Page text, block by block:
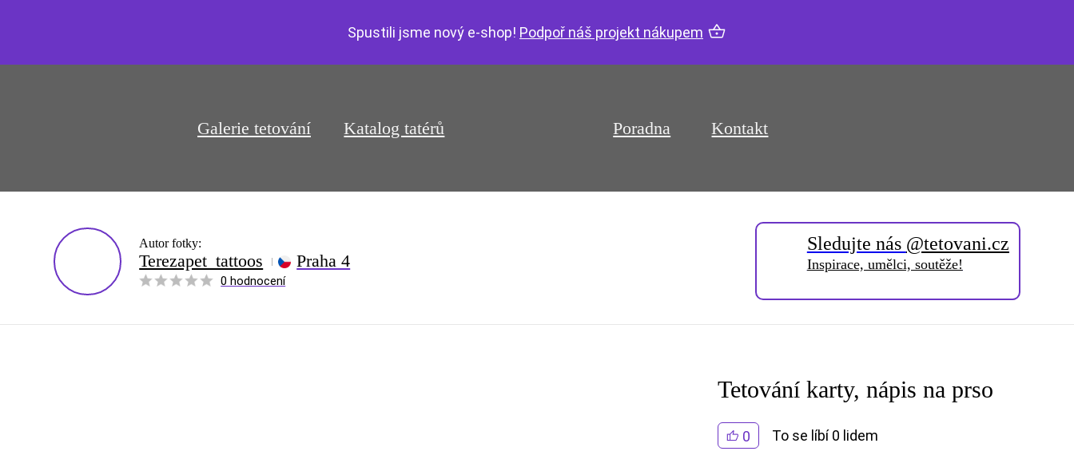
Spustili jsme nový e-shop! Podpoř náš projekt nákupem
Galerie tetování Katalog tatérů Poradna Kontakt
Autor fotky:
Terezapet_tattoos Praha 4
0 hodnocení
Sledujte nás @tetovani.cz
Inspirace, umělci, soutěže!
Tetování karty, nápis na prso
0 To se líbí 0 lidem